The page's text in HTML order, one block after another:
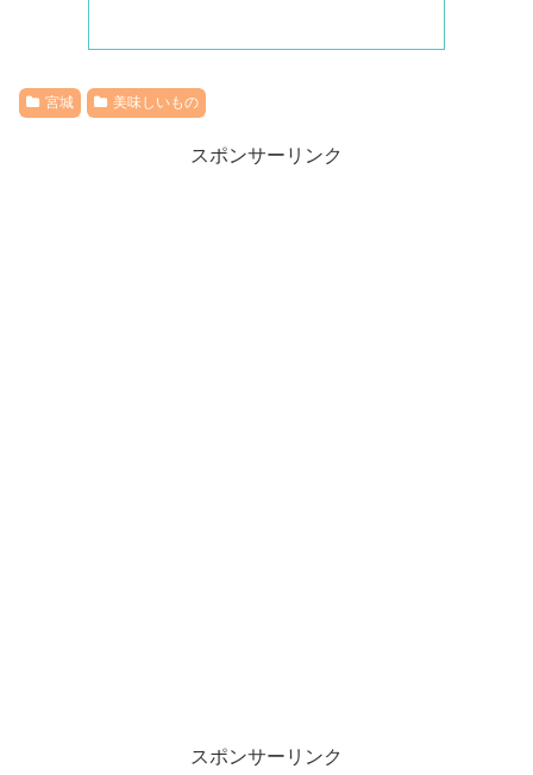
宮城 美味しいもの
スポンサーリンク
スポンサーリンク